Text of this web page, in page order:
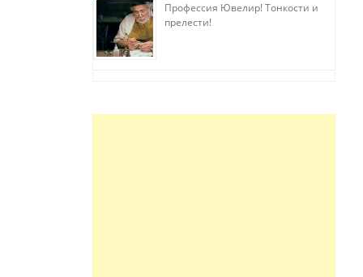
Профессия Ювелир! Тонкости и
прелести!